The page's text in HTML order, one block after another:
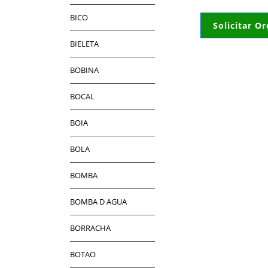
Solicitar
BICO
BIELETA
BOBINA
BOCAL
BOIA
BOLA
BOMBA
BOMBA D AGUA
BORRACHA
BOTAO